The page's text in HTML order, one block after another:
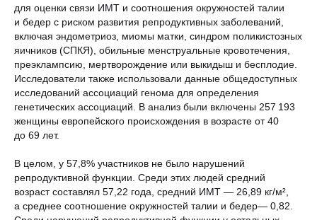
для оценки связи ИМТ и соотношения окружностей талии
и бедер с риском развития репродуктивных заболеваний,
включая эндометриоз, миомы матки, синдром поликистозных
яичников (СПКЯ), обильные менструальные кровотечения,
преэклампсию, мертворождение или выкидыш и бесплодие.
Исследователи также использовали данные общедоступных
исследований ассоциаций генома для определения
генетических ассоциаций. В анализ были включены 257 193
женщины европейского происхождения в возрасте от 40
до 69 лет.
В целом, у 57,8% участников не было нарушений
репродуктивной функции. Среди этих людей средний
возраст составлял 57,22 года, средний ИМТ — 26,89 кг/м²,
а среднее соотношение окружностей талии и бедер— 0,82.